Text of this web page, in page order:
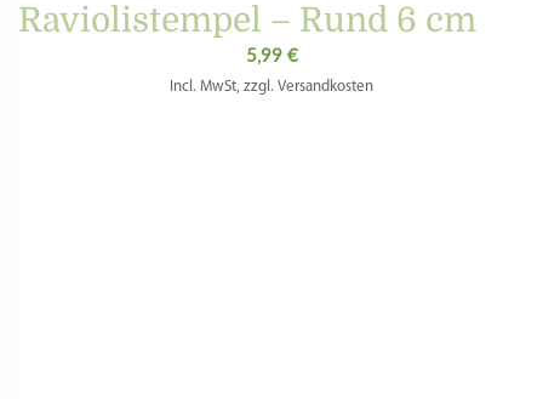
Raviolistempel – Rund 6 cm
5,99 €
Incl. MwSt, zzgl. Versandkosten